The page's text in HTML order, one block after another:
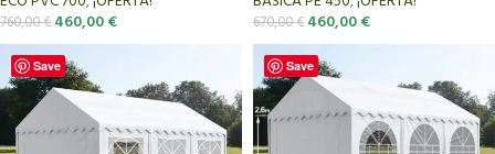
760,00€ 460,00€ 670,00€ 460,00€
Save Save